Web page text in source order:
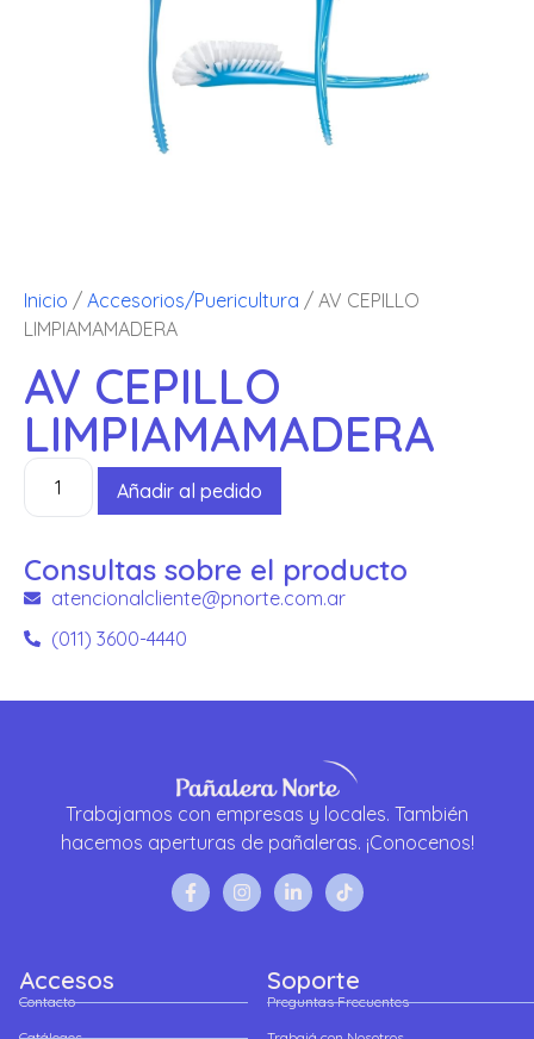
Inicio / Accesorios/Puericultura / AV CEPILLO
LIMPIAMAMADERA
AV CEPILLO
LIMPIAMAMADERA
Añadir al pedido
Consultas sobre el producto
atencionalcliente@pnorte.com.ar
(011) 3600-4440
Trabajamos con empresas y locales. También
hacemos aperturas de pañaleras. ¡Conocenos!
Accesos
Contacto
Soporte
Preguntas Frecuentes